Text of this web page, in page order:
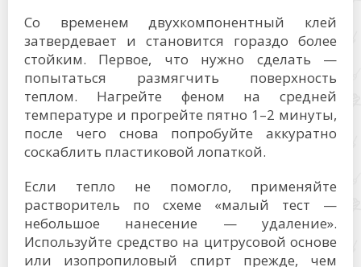
Со временем двухкомпонентный клей
затвердевает и становится гораздо более
стойким. Первое, что нужно сделать —
попытаться размягчить поверхность
теплом. Нагрейте феном на средней
температуре и прогрейте пятно 1–2 минуты,
после чего снова попробуйте аккуратно
соскаблить пластиковой лопаткой.
Если тепло не помогло, применяйте
растворитель по схеме «малый тест —
небольшое нанесение — удаление».
Используйте средство на цитрусовой основе
или изопропиловый спирт прежде, чем